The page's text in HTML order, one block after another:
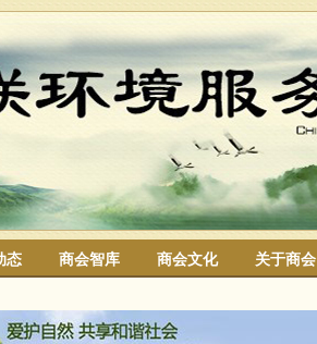
态 商会智库 商会文化 关于商会